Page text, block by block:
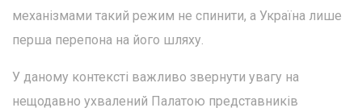
механізмами такий режим не спинити, а Україна лише
перша перепона на його шляху.
У даному контексті важливо звернути увагу на
нещодавно ухвалений Палатою представників